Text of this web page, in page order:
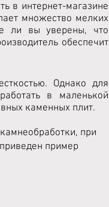
в интернет-магазине
множество мелких
ли вы уверены, что
обеспечит
Однако для
в маленькой
каменных плит.
при
пример